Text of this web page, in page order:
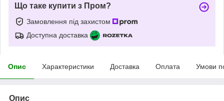
Що таке купити з Пром?
Замовлення під захистом
Доступна доставка
Опис Характеристики Доставка Оплата Умови
Опис